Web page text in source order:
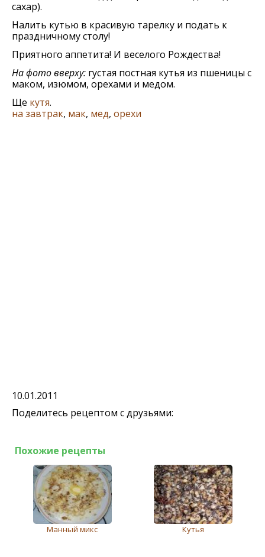
сахар).
Налить кутью в красивую тарелку и подать к
праздничному столу!
Приятного аппетита! И веселого Рождества!
На фото вверху: густая постная кутья из пшеницы с
маком, изюмом, орехами и медом.
Ще кутя.
на завтрак, мак, мед, орехи
10.01.2011
Поделитесь рецептом с друзьями:
Похожие рецепты
Манный микс Кутья